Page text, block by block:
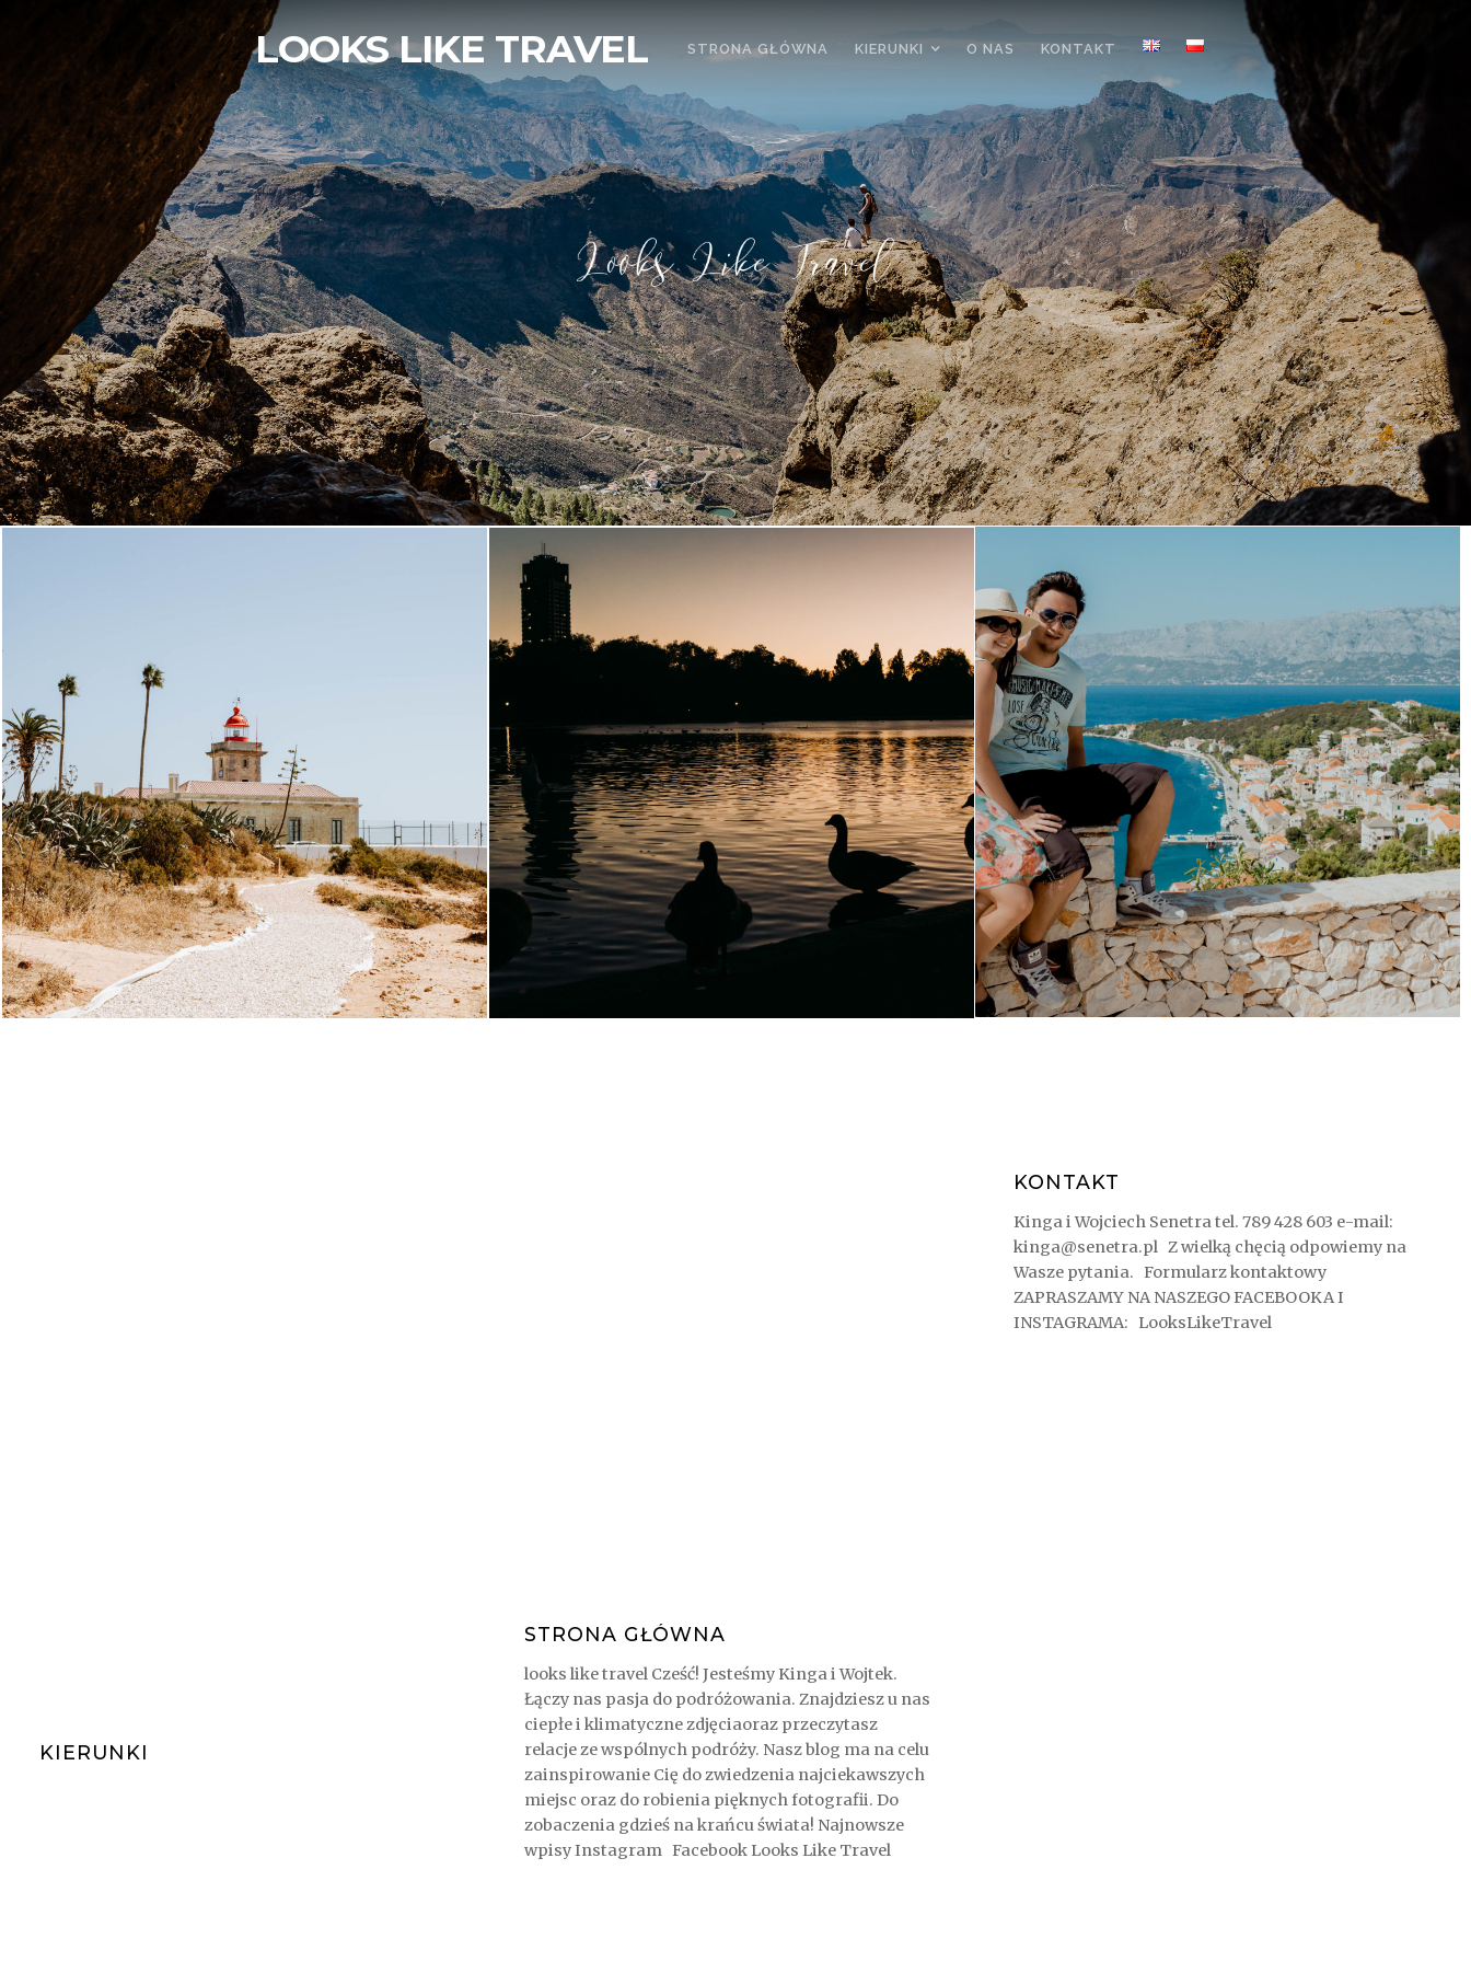
LOOKS LIKE TRAVEL STRONA GŁÓWNA KIERUNKI O NAS KONTAKT
KONTAKT
Kinga i Wojciech Senetra tel. 789 428 603 e-mail:
kinga@senetra.pl Z wielką chęcią odpowiemy na
Wasze pytania. Formularz kontaktowy
ZAPRASZAMY NA NASZEGO FACEBOOKA I
INSTAGRAMA: LooksLikeTravel
KIERUNKI
STRONA GŁÓWNA
looks like travel Cześć! Jesteśmy Kinga i Wojtek.
Łączy nas pasja do podróżowania. Znajdziesz u nas
ciepłe i klimatyczne zdjęciaoraz przeczytasz
relacje ze wspólnych podróży. Nasz blog ma na celu
zainspirowanie Cię do zwiedzenia najciekawszych
miejsc oraz do robienia pięknych fotografii. Do
zobaczenia gdzieś na krańcu świata! Najnowsze
wpisy Instagram Facebook Looks Like Travel